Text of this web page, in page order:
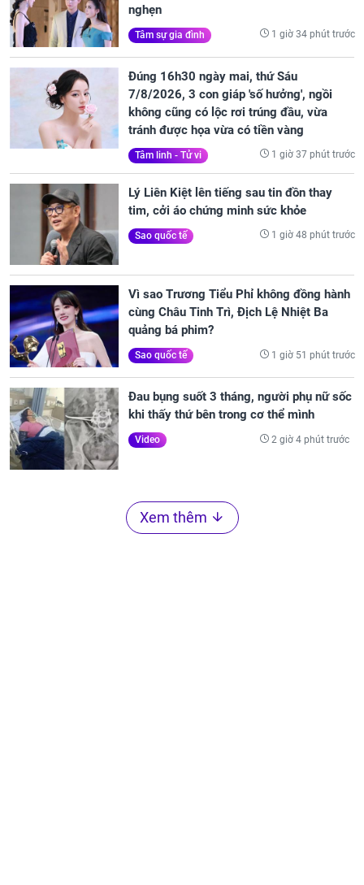
nghẹn
Tâm sự gia đình 1 giờ 34 phút trước
Đúng 16h30 ngày mai, thứ Sáu
7/8/2026, 3 con giáp 'số hưởng', ngồi
không cũng có lộc rơi trúng đầu, vừa
tránh được họa vừa có tiền vàng
Tâm linh - Tử vi 1 giờ 37 phút trước
Lý Liên Kiệt lên tiếng sau tin đồn thay
tim, cởi áo chứng minh sức khỏe
Sao quốc tế 1 giờ 48 phút trước
Vì sao Trương Tiểu Phỉ không đồng hành
cùng Châu Tinh Trì, Địch Lệ Nhiệt Ba
quảng bá phim?
Sao quốc tế 1 giờ 51 phút trước
Đau bụng suốt 3 tháng, người phụ nữ sốc
khi thấy thứ bên trong cơ thể mình
Video 2 giờ 4 phút trước
Xem thêm